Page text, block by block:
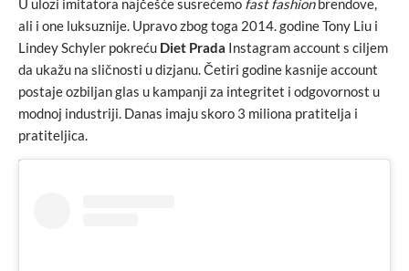
U ulozi imitatora najčešće susrećemo fast fashionbrendove,
ali i one luksuznije. Upravo zbog toga 2014. godine Tony Liu i
Lindey Schyler pokreću Diet Prada Instagram account s ciljem
da ukažu na sličnosti u dizjanu. Četiri godine kasnije account
postaje ozbiljan glas u kampanji za integritet i odgovornost u
modnoj industriji. Danas imaju skoro 3 miliona pratitelja i
pratiteljica.